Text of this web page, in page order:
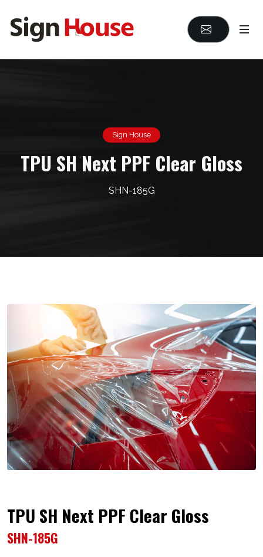
Sign House
TPU SH Next PPF Clear Gloss
SHN-185G
TPU SH Next PPF Clear Gloss
SHN-185G